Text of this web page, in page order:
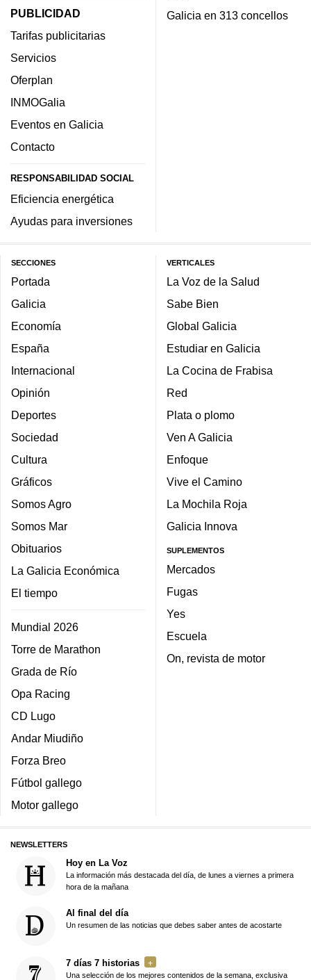
PUBLICIDAD
Tarifas publicitarias
Servicios
Oferplan
INMOGalia
Eventos en Galicia
Contacto
RESPONSABILIDAD SOCIAL
Eficiencia energética
Ayudas para inversiones
Galicia en 313 concellos
SECCIONES
Portada
Galicia
Economía
España
Internacional
Opinión
Deportes
Sociedad
Cultura
Gráficos
Somos Agro
Somos Mar
Obituarios
La Galicia Económica
El tiempo
Mundial 2026
Torre de Marathon
Grada de Río
Opa Racing
CD Lugo
Andar Miudiño
Forza Breo
Fútbol gallego
Motor gallego
VERTICALES
La Voz de la Salud
Sabe Bien
Global Galicia
Estudiar en Galicia
La Cocina de Frabisa
Red
Plata o plomo
Ven A Galicia
Enfoque
Vive el Camino
La Mochila Roja
Galicia Innova
SUPLEMENTOS
Mercados
Fugas
Yes
Escuela
On, revista de motor
NEWSLETTERS
Hoy en La Voz
La información más destacada del día, de lunes a viernes a primera
hora de la mañana
Al final del día
Un resumen de las noticias que debes saber antes de acostarte
7 días 7 historias
Una selección de los mejores contenidos de la semana, exclusiva